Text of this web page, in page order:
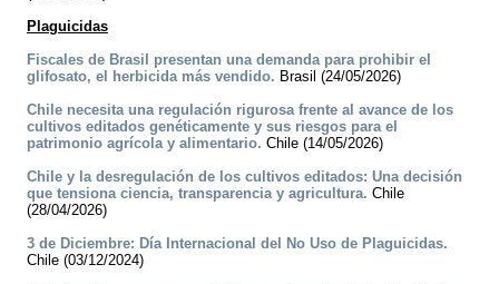
Plaguicidas
Fiscales de Brasil presentan una demanda para prohibir el
glifosato, el herbicida más vendido. Brasil (24/05/2026)
Chile necesita una regulación rigurosa frente al avance de los
cultivos editados genéticamente y sus riesgos para el
patrimonio agrícola y alimentario. Chile (14/05/2026)
Chile y la desregulación de los cultivos editados: Una decisión
que tensiona ciencia, transparencia y agricultura. Chile
(28/04/2026)
3 de Diciembre: Día Internacional del No Uso de Plaguicidas.
Chile (03/12/2024)